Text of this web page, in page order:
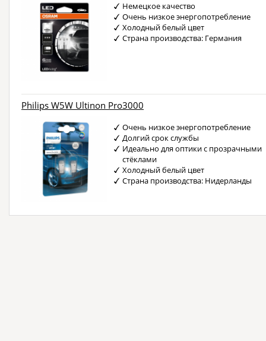
Немецкое качество
Очень низкое энергопотребление
Холодный белый цвет
Страна производства: Германия
Philips W5W Ultinon Pro3000
Очень низкое энергопотребление
Долгий срок службы
Идеально для оптики с прозрачными
стёклами
Холодный белый цвет
Страна производства: Нидерланды